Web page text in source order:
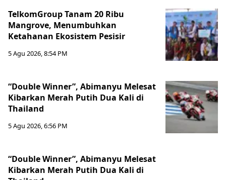
TelkomGroup Tanam 20 Ribu
Mangrove, Menumbuhkan
Ketahanan Ekosistem Pesisir
5 Agu 2026, 8:54 PM
“Double Winner”, Abimanyu Melesat
Kibarkan Merah Putih Dua Kali di
Thailand
5 Agu 2026, 6:56 PM
“Double Winner”, Abimanyu Melesat
Kibarkan Merah Putih Dua Kali di